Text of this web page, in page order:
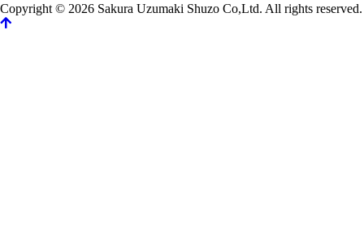
Copyright © 2026 Sakura Uzumaki Shuzo Co,Ltd. All rights reserved.